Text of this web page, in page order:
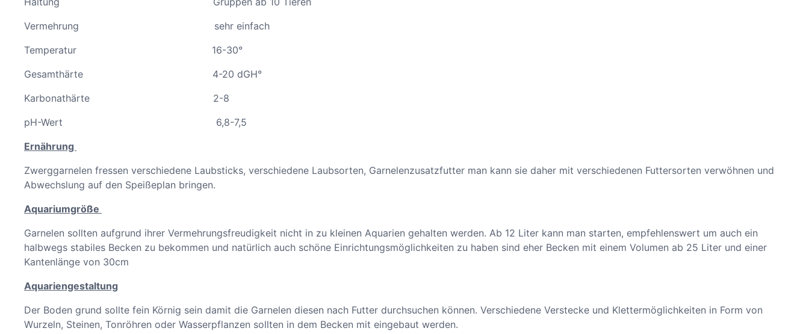
d
.
O
g
e
Vermehrung sehr einfach
Temperatur 16-30°
Gesamthärte 4-20 dGH°
Karbonathärte 2-8
pH-Wert 6,8-7,5
Ernährung
Zwerggarnelen fressen verschiedene Laubsticks, verschiedene Laubsorten, Garnelenzusatzfutter man kann sie daher mit verschiedenen Futtersorten verwöhnen und
Abwechslung auf den Speißeplan bringen.
Aquariumgröße
Garnelen sollten aufgrund ihrer Vermehrungsfreudigkeit nicht in zu kleinen Aquarien gehalten werden. Ab 12 Liter kann man starten, empfehlenswert um auch ein
halbwegs stabiles Becken zu bekommen und natürlich auch schöne Einrichtungsmöglichkeiten zu haben sind eher Becken mit einem Volumen ab 25 Liter und einer
Kantenlänge von 30cm
Aquariengestaltung
Der Boden grund sollte fein Körnig sein damit die Garnelen diesen nach Futter durchsuchen können. Verschiedene Verstecke und Klettermöglichkeiten in Form von
Wurzeln, Steinen, Tonröhren oder Wasserpflanzen sollten in dem Becken mit eingebaut werden.